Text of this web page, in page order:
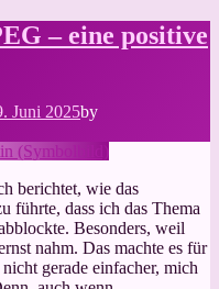
PEG-
Verband
– eine positive
Juni 2025by
berichtet, wie das
führte, dass ich das Thema
Besonders, weil
nahm. Das machte es für
gerade einfacher, mich